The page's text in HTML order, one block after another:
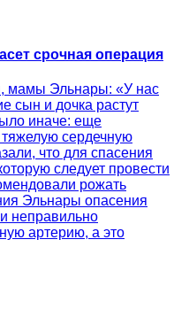
срочная операция
мамы Эльнары: «У нас
сын и дочка растут
иначе: еще
сердечную
что для спасения
следует провести
рожать
Эльнары опасения
неправильно
артерию, а это